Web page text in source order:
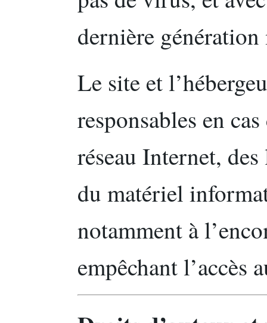
dernière
Le site et
responsables en
réseau Internet,
du matériel
notamment à
empêchant l’accès